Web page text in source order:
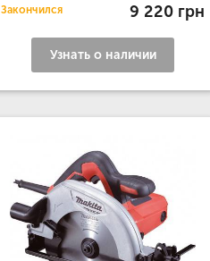
Закончился 9 220 грн
Узнать о наличии